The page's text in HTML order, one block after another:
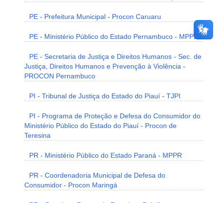
PE - Prefeitura Municipal - Procon Caruaru
PE - Ministério Público do Estado Pernambuco - MPPE
PE - Secretaria de Justiça e Direitos Humanos - Sec. de
Justiça, Direitos Humanos e Prevenção à Violência -
PROCON Pernambuco
PI - Tribunal de Justiça do Estado do Piauí - TJPI
PI - Programa de Proteção e Defesa do Consumidor do
Ministério Público do Estado do Piauí - Procon de
Teresina
PR - Ministério Público do Estado Paraná - MPPR
PR - Coordenadoria Municipal de Defesa do
Consumidor - Procon Maringá